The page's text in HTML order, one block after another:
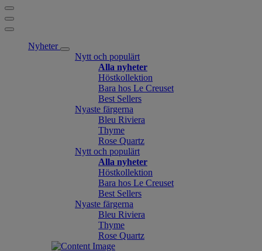
Nyheter
Nytt och populärt
Alla nyheter
Höstkollektion
Bara hos Le Creuset
Best Sellers
Nyaste färgerna
Bleu Riviera
Thyme
Rose Quartz
Nytt och populärt
Alla nyheter
Höstkollektion
Bara hos Le Creuset
Best Sellers
Nyaste färgerna
Bleu Riviera
Thyme
Rose Quartz